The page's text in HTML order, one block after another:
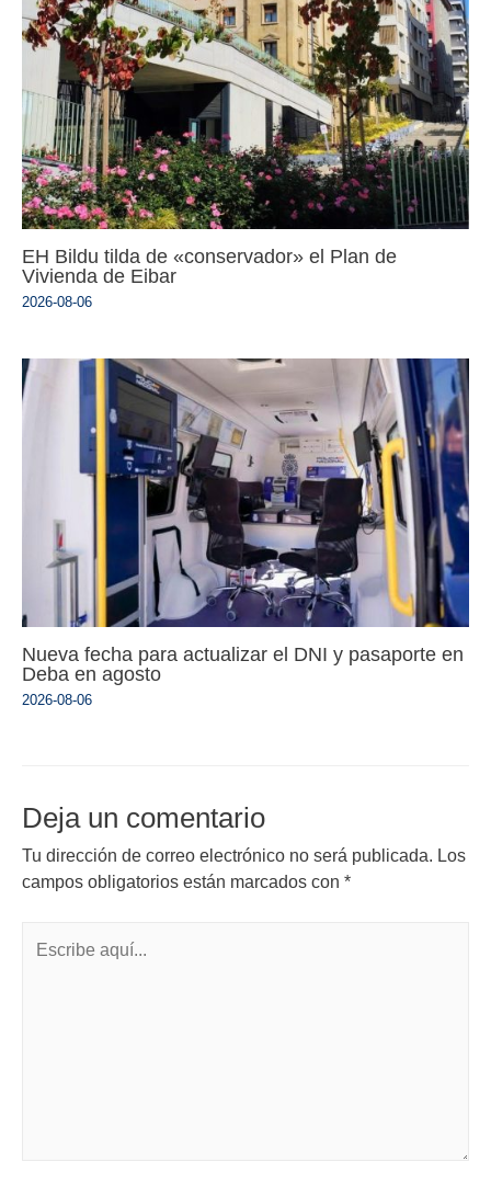
EH Bildu tilda de «conservador» el Plan de
Vivienda de Eibar
2026-08-06
Nueva fecha para actualizar el DNI y pasaporte en
Deba en agosto
2026-08-06
Deja un comentario
Tu dirección de correo electrónico no será publicada. Los
campos obligatorios están marcados con *